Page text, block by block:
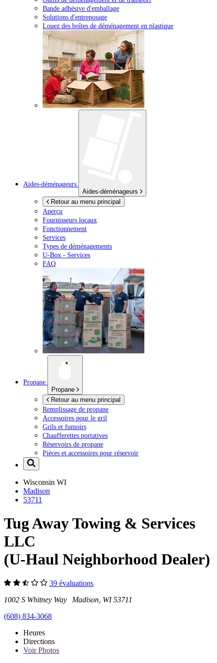
Bande adhésive d'emballage
Solutions d'entreposage
Louez des boîtes de déménagement en plastique
Aides-déménageurs
Aides-déménageurs
Retour au menu principal
Aperçu
Fournisseurs locaux
Fonctionnement
Services
Types de déménagements
U-Box - Services
FAQ
Propane
Propane
Retour au menu principal
Remplissage de propane
Accessoires pour le gril
Grils et fumoirs
Chaufferettes portatives
Réservoirs de propane
Pièces et accessoires pour réservoir
Wisconsin WI
Madison
53711
Tug Away Towing & Services
LLC
(U-Haul Neighborhood Dealer)
39 évaluations
1002 S Whitney Way Madison, WI 53711
(608) 834-3068
Heures
Directions
VoirPhotos